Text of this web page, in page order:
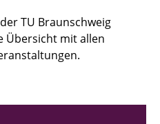
TU Braunschweig
Übersicht mit allen